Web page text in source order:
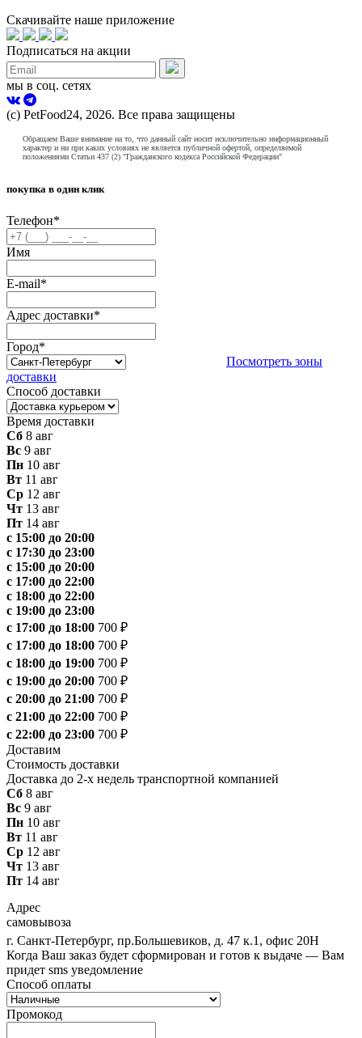
Скачивайте наше приложение
Подписаться на акции
мы в соц. сетях
(с) PetFood24, 2026. Все права защищены
Обращаем Ваше внимание на то, что данный сайт носит исключительно информационный
характер и ни при каких условиях не является публичной офертой, определяемой
положениями Статьи 437 (2) "Гражданского кодекса Российской Федерации"
покупка в один клик
Телефон*
Имя
E-mail*
Адрес доставки*
Город*
Посмотреть зоны
доставки
Способ доставки
Время доставки
Сб 8 авг
Вс 9 авг
Пн 10 авг
Вт 11 авг
Ср 12 авг
Чт 13 авг
Пт 14 авг
с 15:00 до 20:00
с 17:30 до 23:00
с 15:00 до 20:00
с 17:00 до 22:00
с 18:00 до 22:00
с 19:00 до 23:00
с 17:00 до 18:00 700 ₽
с 17:00 до 18:00 700 ₽
с 18:00 до 19:00 700 ₽
с 19:00 до 20:00 700 ₽
с 20:00 до 21:00 700 ₽
с 21:00 до 22:00 700 ₽
с 22:00 до 23:00 700 ₽
Доставим
Стоимость доставки
Доставка до 2-х недель транспортной компанией
Сб 8 авг
Вс 9 авг
Пн 10 авг
Вт 11 авг
Ср 12 авг
Чт 13 авг
Пт 14 авг
Адрес
самовывоза
г. Санкт-Петербург, пр.Большевиков, д. 47 к.1, офис 20Н
Когда Ваш заказ будет сформирован и готов к выдаче — Вам
придет sms уведомление
Способ оплаты
Промокод